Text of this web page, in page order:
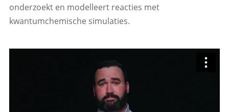
onderzoekt en modelleert reacties met
kwantumchemische simulaties.